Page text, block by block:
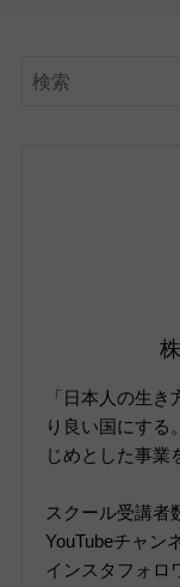
「日本人の生
り良い国にする
じめとした事業
スクール受講者
YouTubeチャン
インスタフォロ